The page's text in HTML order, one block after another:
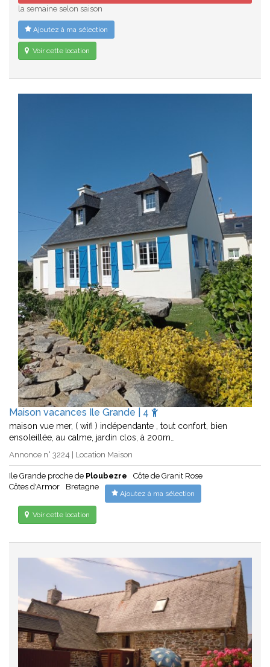
la semaine selon saison
Ajoutez à ma sélection
Voir cette location
Maison vacances Ile Grande | 4
maison vue mer, ( wifi ) indépendante , tout confort, bien
ensoleillée, au calme, jardin clos, à 200m…
Annonce n° 3224 | Location Maison
Ile Grande proche de Ploubezre
Côte de Granit Rose
Côtes d'Armor
Bretagne
Ajoutez à ma sélection
Voir cette location